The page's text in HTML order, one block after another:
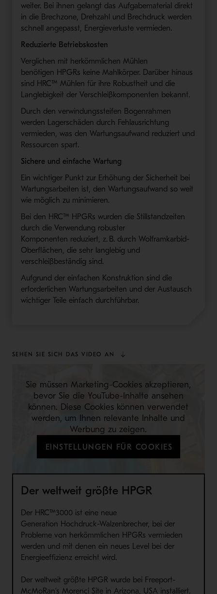
weiter. Bei ihnen gelangt das Aufgabematerial direkt
in die Brechzone, Drehzahl und Brechdruck werden
schnell angepasst, Energieverlustevermieden.
Reduzierte Betriebskosten
Verglichen mit herkömmlichen Mühlen
benötigen HPGRs keine Mahlkörper. Darüber hinaus
sind HRC™ Mühlen für ihre Robustheit und die
Langlebigkeit der Verschleißkomponenten bekannt.
Durch den verwindungssteifen Bogenrahmen
werden Lagerschäden durch Fehlausrichtung
vermieden, was den Wartungsaufwand reduziert und
Ressourcen spart.
Sichere und einfache Wartung
Ein wichtiger Punkt zur Erhöhung der Sicherheit bei
Wartungsarbeiten ist, den Wartungsaufwand so weit
wie möglich zu minimieren.
Bei den HRC™ HPGRs wurden die Stillstandzeiten
durch die Verwendung robuster
Komponenten reduziert, z. B. durch Wolframkarbid-
Oberflächen, die sehr langlebig und
verschleißbeständig sind.
Aufgrund der einfachen Konstruktion sind die
erforderlichen Wartungsarbeiten und der Austausch
wichtiger Teile einfach durchführbar.
Der weltweit größte HPGR
Der HRC™3000 ist eine neue
Generation Hochdruck-Walzenbrecher, bei der
Probleme von herkömmlichen HPGRs vermieden
werden und mit denen ein neues Level bei der
Energieeffizienz erreicht wird.
Der weltweit größte HPGR wurde bei Freeport-
McMoRan’s Morenci Site in Arizona, USA installiert.
SEHEN SIE SICH DAS VIDEO AN
Sie müssen Marketing-Cookies akzeptieren,
bevor Sie die YouTube-Inhalte ansehen
können. Diese Cookies können verwendet
werden, um Ihnen relevante Inhalte und
Werbung zu zeigen.
EINSTELLUNGEN FÜR COOKIES